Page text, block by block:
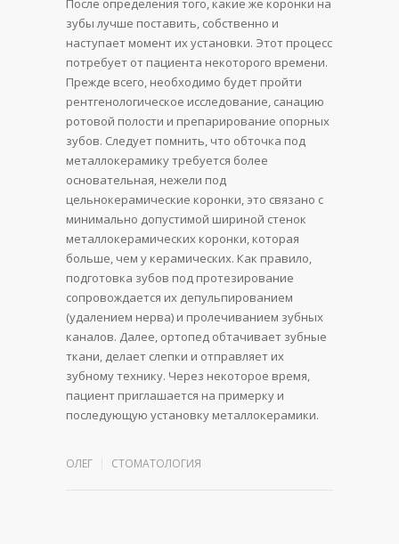
После определения того, какие же коронки на
зубы лучше поставить, собственно и
наступает момент их установки. Этот процесс
потребует от пациента некоторого времени.
Прежде всего, необходимо будет пройти
рентгенологическое исследование, санацию
ротовой полости и препарирование опорных
зубов. Следует помнить, что обточка под
металлокерамику требуется более
основательная, нежели под
цельнокерамические коронки, это связано с
минимально допустимой шириной стенок
металлокерамических коронки, которая
больше, чем у керамических. Как правило,
подготовка зубов под протезирование
сопровождается их депульпированием
(удалением нерва) и пролечиванием зубных
каналов. Далее, ортопед обтачивает зубные
ткани, делает слепки и отправляет их
зубному технику. Через некоторое время,
пациент приглашается на примерку и
последующую установку металлокерамики.
ОЛЕГ СТОМАТОЛОГИЯ